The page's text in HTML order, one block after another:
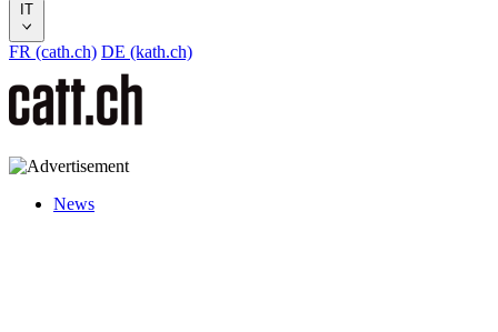
IT
FR (cath.ch) DE (kath.ch)
News